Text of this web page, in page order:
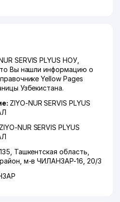
SERVIS PLYUS НОУ,
Вы нашли информацию о
Yellow Pages
Узбекистана.
ZIYO-NUR SERVIS PLYUS
ZIYO-NUR SERVIS PLYUS
Ташкентская область
м-в ЧИЛАНЗАР-16 , 20/3